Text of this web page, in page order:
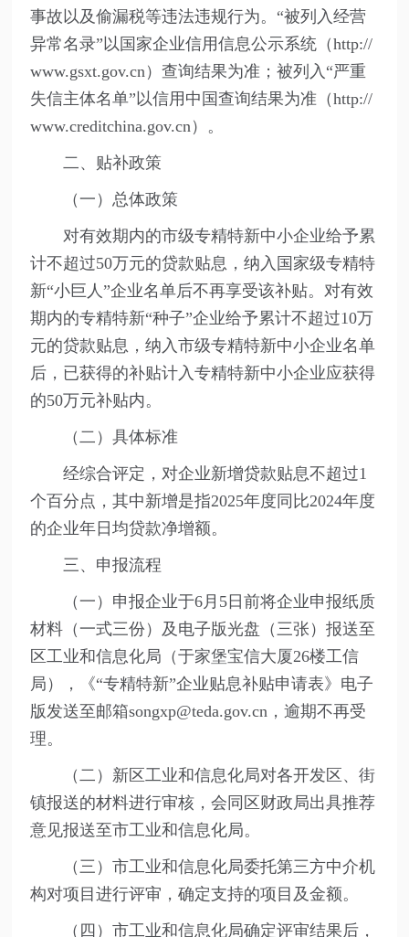
事故以及偷漏税等违法违规行为。“被列入经营
异常名录”以国家企业信用信息公示系统（http://
www.gsxt.gov.cn）查询结果为准；被列入“严重
失信主体名单”以信用中国查询结果为准（http://
www.creditchina.gov.cn）。
二、贴补政策
（一）总体政策
对有效期内的市级专精特新中小企业给予累
计不超过50万元的贷款贴息，纳入国家级专精特
新“小巨人”企业名单后不再享受该补贴。对有效
期内的专精特新“种子”企业给予累计不超过10万
元的贷款贴息，纳入市级专精特新中小企业名单
后，已获得的补贴计入专精特新中小企业应获得
的50万元补贴内。
（二）具体标准
经综合评定，对企业新增贷款贴息不超过1
个百分点，其中新增是指2025年度同比2024年度
的企业年日均贷款净增额。
三、申报流程
（一）申报企业于6月5日前将企业申报纸质
材料（一式三份）及电子版光盘（三张）报送至
区工业和信息化局（于家堡宝信大厦26楼工信
局），《“专精特新”企业贴息补贴申请表》电子
版发送至邮箱songxp@teda.gov.cn，逾期不再受
理。
（二）新区工业和信息化局对各开发区、街
镇报送的材料进行审核，会同区财政局出具推荐
意见报送至市工业和信息化局。
（三）市工业和信息化局委托第三方中介机
构对项目进行评审，确定支持的项目及金额。
（四）市工业和信息化局确定评审结果后，